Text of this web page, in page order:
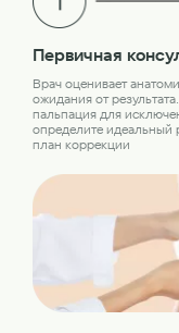
Первичная
Врач оценивает
ожидания от
пальпация для
определите
план коррекции